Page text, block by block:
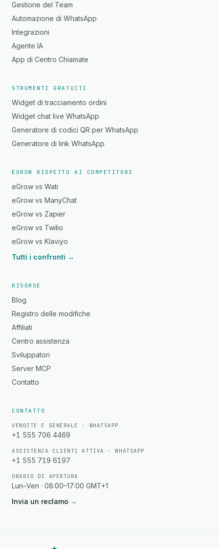
Gestione del Team
Automazione di WhatsApp
Integrazioni
Agente IA
App di Centro Chiamate
STRUMENTI GRATUITI
Widget di tracciamento ordini
Widget chat live WhatsApp
Generatore di codici QR per WhatsApp
Generatore di link WhatsApp
EGROW RISPETTO AI COMPETITORI
eGrow vs Wati
eGrow vs ManyChat
eGrow vs Zapier
eGrow vs Twilio
eGrow vs Klaviyo
Tutti i confronti →
RISORSE
Blog
Registro delle modifiche
Affiliati
Centro assistenza
Sviluppatori
Server MCP
Contatto
CONTATTO
VENDITE E GENERALE · WHATSAPP
+1 555 706 4469
ASSISTENZA CLIENTI ATTIVA · WHATSAPP
+1 555 719 6197
ORARIO DI APERTURA
Lun–Ven · 08:00–17:00 GMT+1
Invia un reclamo →